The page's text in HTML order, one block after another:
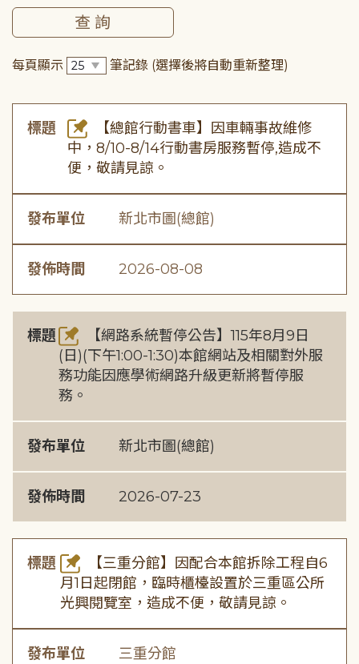
每頁顯示 筆記錄 (選擇後將自動重新整理)
標題
【總館行動書車】因車輛事故維修
中，8/10-8/14行動書房服務暫停,造成不
便，敬請見諒。
發布單位 新北市圖(總館)
發佈時間 2026-08-08
標題
【網路系統暫停公告】115年8月9日
(日)(下午1:00-1:30)本館網站及相關對外服
務功能因應學術網路升級更新將暫停服
務。
發布單位 新北市圖(總館)
發佈時間 2026-07-23
標題
【三重分館】因配合本館拆除工程自6
月1日起閉館，臨時櫃檯設置於三重區公所
光興閱覽室，造成不便，敬請見諒。
發布單位 三重分館